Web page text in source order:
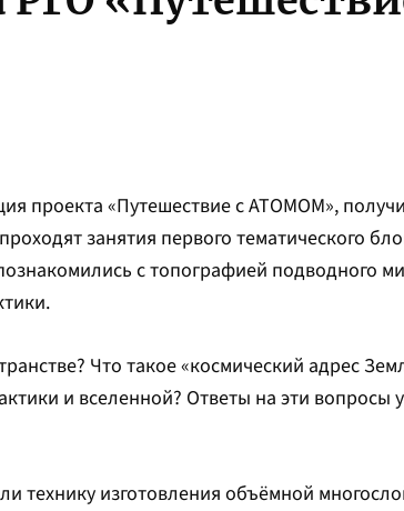
проекта «Путешествие с АТОМОМ»,
занятия первого тематического
с топографией подводного
Что такое «космический адрес
и вселенной? Ответы на эти вопросы
технику изготовления объёмной